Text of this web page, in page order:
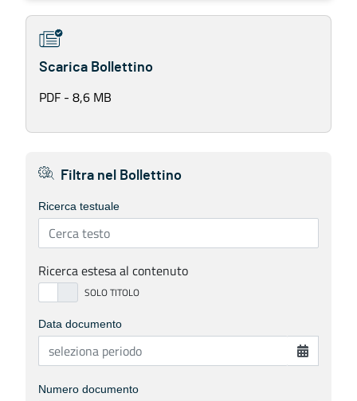
Scarica Bollettino
PDF - 8,6 MB
Filtra nel Bollettino
Ricerca testuale
Ricerca estesa al contenuto
Data documento
Numero documento